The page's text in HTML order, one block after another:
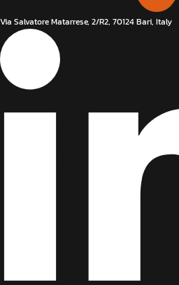
Via Salvatore Matarrese, 2/R2, 70124 Bari, Italy